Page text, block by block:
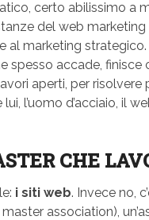
certo abilissimo a
del web
e al marketing
spesso accade,
aperti, per
l’uomo d’acciaio, il
CHE
i siti web. Invece no,
association),